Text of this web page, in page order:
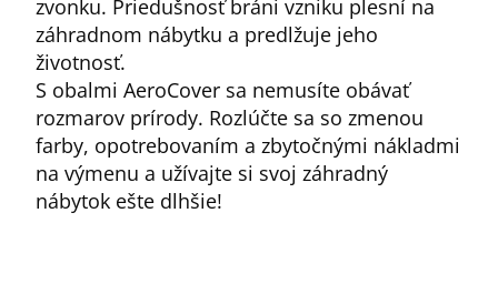
zvonku. Priedušnosť bráni vzniku plesní na
záhradnom nábytku a predlžuje jeho
životnosť.
S obalmi AeroCover sa nemusíte obávať
rozmarov prírody. Rozlúčte sa so zmenou
farby, opotrebovaním a zbytočnými nákladmi
na výmenu a užívajte si svoj záhradný
nábytok ešte dlhšie!